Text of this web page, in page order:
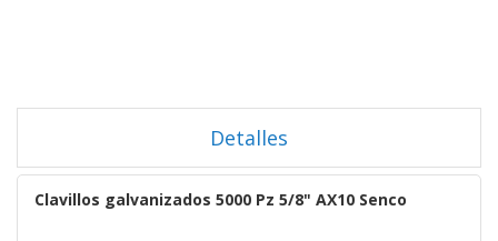
Detalles
Clavillos galvanizados 5000 Pz 5/8" AX10 Senco